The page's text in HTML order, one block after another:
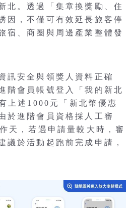
北。透過「集章換獎勵、住
因，不僅可有效延長旅客停
宿、商圈與周邊產業整體發
訊安全與領獎人資料正確
階會員帳號登入「我的新北
上述1000元「新北幣優惠
於進階會員資格採人工審
天，若遇申請量較大時，審
議於活動起跑前完成申請，